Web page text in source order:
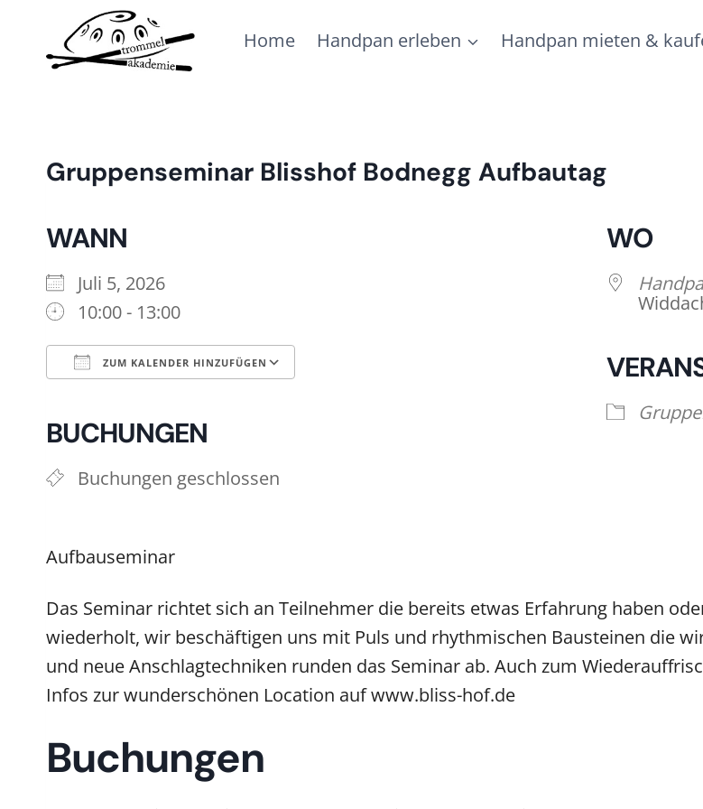
springen
Home Handpan erleben Handpan mieten &
Gruppenseminar Blisshof Bodnegg Aufbautag
WANN
Juli 5, 2026
10:00 - 13:00
ZUM KALENDER HINZUFÜGEN
iCalendar
BUCHUNGEN
Buchungen geschlossen
WO
Aufbauseminar
Das Seminar richtet sich an Teilnehmer die bereits etwas Erfahrung haben
wiederholt, wir beschäftigen uns mit Puls und rhythmischen Bausteinen die
und neue Anschlagtechniken runden das Seminar ab. Auch zum
Infos zur wunderschönen Location auf www.bliss-hof.de
Buchungen